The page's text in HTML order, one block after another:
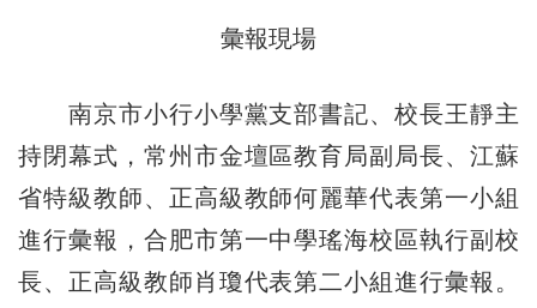
彙報現場
南京市小行小學黨支部書記、校長王靜主
持閉幕式，常州市金壇區教育局副局長、江蘇
省特級教師、正高級教師何麗華代表第一小組
進行彙報，合肥市第一中學瑤海校區執行副校
長、正高級教師肖瓊代表第二小組進行彙報。